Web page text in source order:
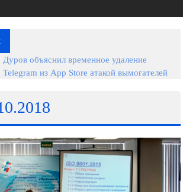
Дуров объяснил временное удаление
Telegram из App Store атакой вымогателей